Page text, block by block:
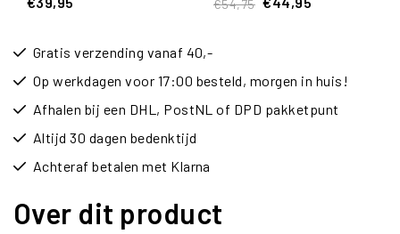
€54,75
Gratis verzending vanaf 40,-
Op werkdagen voor 17:00 besteld, morgen in huis!
Afhalen bij een DHL, PostNL of DPD pakketpunt
Altijd 30 dagen bedenktijd
Achteraf betalen met Klarna
Over dit product